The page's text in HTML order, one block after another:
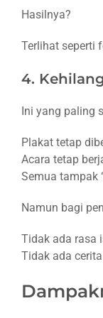
Hasilnya?
Terlihat seperti
4.
Ini yang paling
Plakat tetap
Acara tetap
Semua tampak
Namun bagi
Tidak ada rasa
Tidak ada